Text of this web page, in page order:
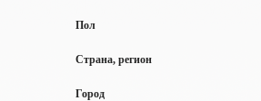
Пол
Страна, регион
Город